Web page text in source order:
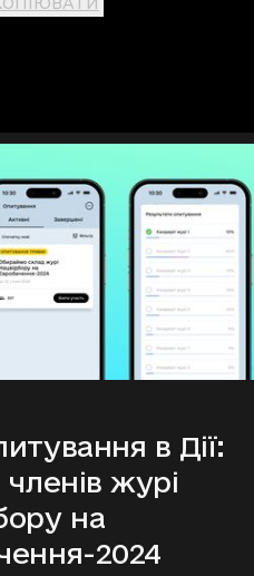
в Дії:
членів журі
на
2024